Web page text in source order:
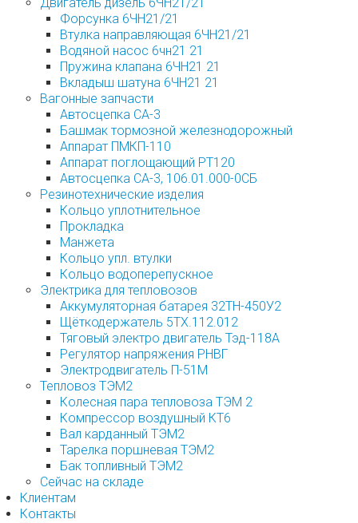
Форсунка 6ЧН21/21
Втулка направляющая 6ЧН21/21
Водяной насос 6чн21 21
Пружина клапана 6ЧН21 21
Вкладыш шатуна 6ЧН21 21
Вагонные запчасти
Автосцепка СА-3
Башмак тормозной железнодорожный
Аппарат ПМКП-110
Аппарат поглощающий РТ120
Автосцепка СА-3, 106.01.000-0СБ
Резинотехнические изделия
Кольцо уплотнительное
Прокладка
Манжета
Кольцо упл. втулки
Кольцо водоперепускное
Электрика для тепловозов
Аккумуляторная батарея 32ТН-450У2
Щёткодержатель 5ТХ.112.012
Тяговый электро двигатель Тэд-118А
Регулятор напряжения РНВГ
Электродвигатель П-51М
Тепловоз ТЭМ2
Колесная пара тепловоза ТЭМ 2
Компрессор воздушный КТ6
Вал карданный ТЭМ2
Тарелка поршневая ТЭМ2
Бак топливный ТЭМ2
Сейчас на складе
Клиентам
Контакты